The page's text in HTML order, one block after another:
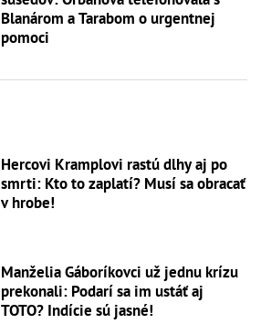
Blanárom a Tarabom o urgentnej
pomoci
Hercovi Kramplovi rastú dlhy aj po
smrti: Kto to zaplatí? Musí sa obracať
v hrobe!
Manželia Gáboríkovci už jednu krízu
prekonali: Podarí sa im ustáť aj
TOTO? Indície sú jasné!